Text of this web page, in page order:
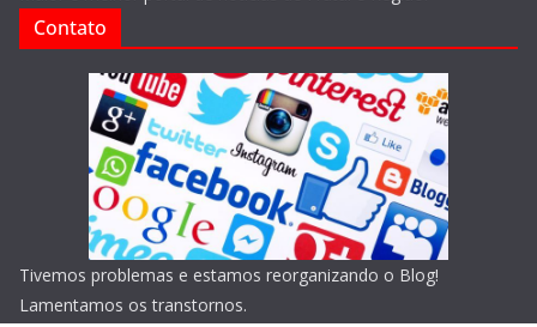
Contato
Tivemos problemas e estamos reorganizando o Blog!
Lamentamos os transtornos.